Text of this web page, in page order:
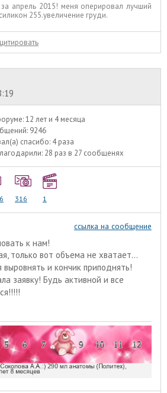
апрель 2015! меня оперировал лучший
255.увеличение груди.
цитировать
12 лет и 4 месяца
9246
спасибо: 4 раза
28 раз в 27 сообщенях
316 1
ссылка на сообщение
к нам!
только вот объема не хватает...
и кончик приподнять!
заявку! Будь активной и все